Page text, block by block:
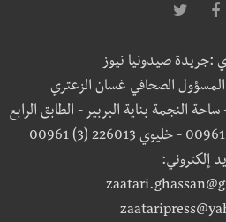
:جريدة صيدونيا نيوز
المسؤول الصحافي غسان الزعتري
النجمة بناية البربير - الطابق الرابع
إلكتروني: